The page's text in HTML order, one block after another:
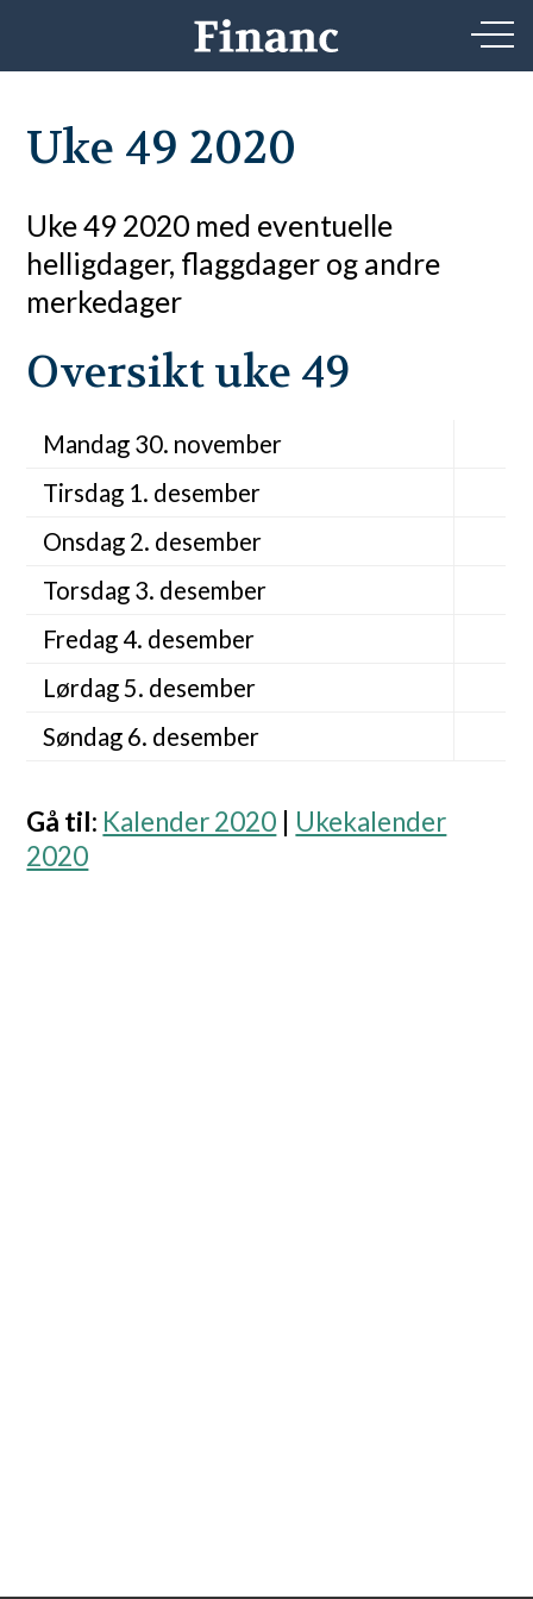
Uke 49 2020
Uke 49 2020 med eventuelle
helligdager, flaggdager og andre
merkedager
Oversikt uke 49
Mandag 30. november
Tirsdag 1. desember
Onsdag 2. desember
Torsdag 3. desember
Fredag 4. desember
Lørdag 5. desember
Søndag 6. desember
Gå til: Kalender 2020
Ukekalender
2020